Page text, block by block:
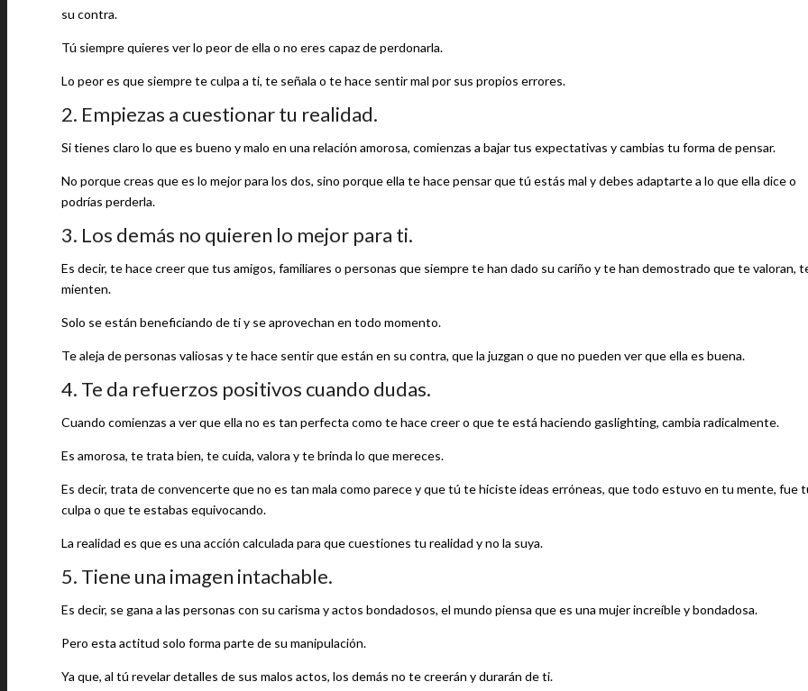
su contra.
Tú siempre quieres ver lo peor de ella o no eres capaz de perdonarla.
Lo peor es que siempre te culpa a ti, te señala o te hace sentir mal por sus propios errores.
2. Empiezas a cuestionar tu realidad.
Si tienes claro lo que es bueno y malo en una relación amorosa, comienzas a bajar tus expectativas y cambias tu forma de pensar.
No porque creas que es lo mejor para los dos, sino porque ella te hace pensar que tú estás mal y debes adaptarte a lo que ella dice o
podrías perderla.
3. Los demás no quieren lo mejor para ti.
Es decir, te hace creer que tus amigos, familiares o personas que siempre te han dado su cariño y te han demostrado que te valoran,
mienten.
Solo se están beneficiando de ti y se aprovechan en todo momento.
Te aleja de personas valiosas y te hace sentir que están en su contra, que la juzgan o que no pueden ver que ella es buena.
4. Te da refuerzos positivos cuando dudas.
Cuando comienzas a ver que ella no es tan perfecta como te hace creer o que te está haciendo gaslighting, cambia radicalmente.
Es amorosa, te trata bien, te cuida, valora y te brinda lo que mereces.
Es decir, trata de convencerte que no es tan mala como parece y que tú te hiciste ideas erróneas, que todo estuvo en tu mente, fue
culpa o que te estabas equivocando.
La realidad es que es una acción calculada para que cuestiones tu realidad y no la suya.
5. Tiene una imagen intachable.
Es decir, se gana a las personas con su carisma y actos bondadosos, el mundo piensa que es una mujer increíble y bondadosa.
Pero esta actitud solo forma parte de su manipulación.
Ya que, al tú revelar detalles de sus malos actos, los demás no te creerán y durarán de ti.